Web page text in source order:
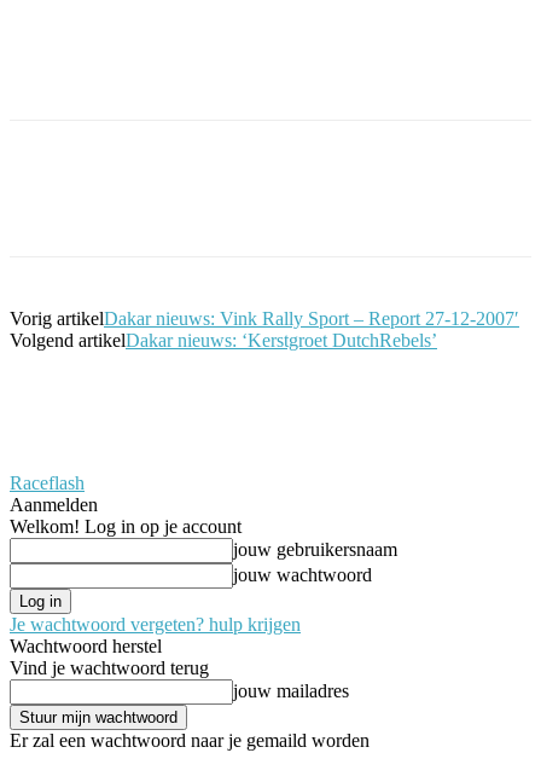
Vorig artikelDakar nieuws: Vink Rally Sport – Report 27-12-2007′
Volgend artikelDakar nieuws: ‘Kerstgroet DutchRebels’
Raceflash
Aanmelden
Welkom! Log in op je account
jouw gebruikersnaam
jouw wachtwoord
Je wachtwoord vergeten? hulp krijgen
Wachtwoord herstel
Vind je wachtwoord terug
jouw mailadres
Er zal een wachtwoord naar je gemaild worden